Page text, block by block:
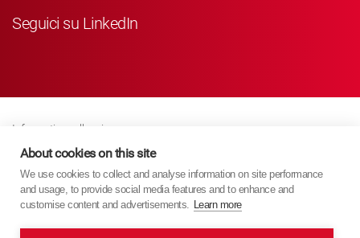
Seguici su LinkedIn
Informativa sulla privacy
Business Partner Privacy
Politica Sui Cookie
Modern Slavery Act Policy
About cookies on this site
We use cookies to collect and analyse information on site performance
and usage, to provide social media features and to enhance and
customise content and advertisements. Learn more